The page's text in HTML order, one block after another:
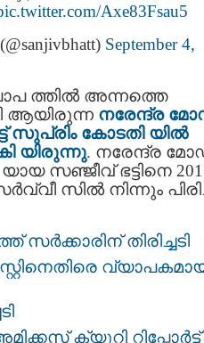
Axe83Fsau5
September 4,
ത്തിൽ അന്നത്തെ
ആയിരുന്ന നരേന്ദ്ര
സുപ്രിം കോടതി യിൽ
യിരുന്നു. നരേന്ദ്ര
സഞ്ജീവ് ഭട്ടിനെ
സിൽ നിന്നും
സര്‍ക്കാരിന് തിരിച്ചടി
ക്യൂറി റിപ്പോര്‍ട്ട്‌